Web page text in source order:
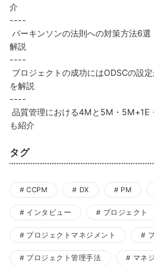
介
----
パーキンソンの法則への対策方法6選
解説
----
プロジェクトの成功にはODSCの設
を解説
----
品質管理における4Mと5M・5M+1E
も紹介
タグ
CCPM DX PM
インタビュー プロジェクト
プロジェクトマネジメント
プロジェクト管理手法 マネ